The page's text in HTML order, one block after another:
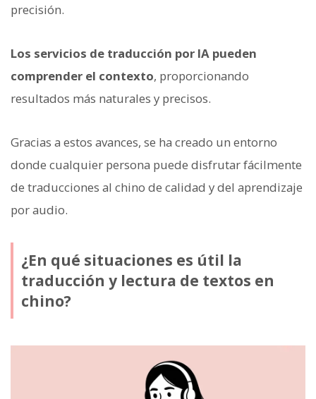
precisión.
Los servicios de traducción por IA pueden
comprender el contexto, proporcionando
resultados más naturales y precisos.
Gracias a estos avances, se ha creado un entorno
donde cualquier persona puede disfrutar fácilmente
de traducciones al chino de calidad y del aprendizaje
por audio.
¿En qué situaciones es útil la
traducción y lectura de textos en
chino?